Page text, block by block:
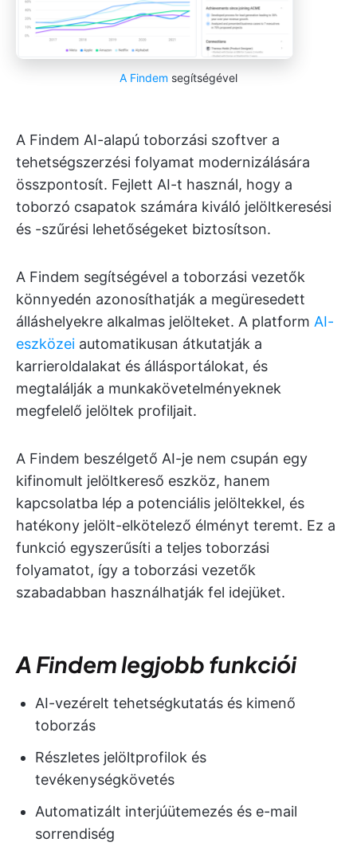
A Findem segítségével
A Findem AI-alapú toborzási szoftver a
tehetségszerzési folyamat modernizálására
összpontosít. Fejlett AI-t használ, hogy a
toborzó csapatok számára kiváló jelöltkeresési
és -szűrési lehetőségeket biztosítson.
A Findem segítségével a toborzási vezetők
könnyedén azonosíthatják a megüresedett
álláshelyekre alkalmas jelölteket. A platform AI-
eszközei automatikusan átkutatják a
karrieroldalakat és állásportálokat, és
megtalálják a munkakövetelményeknek
megfelelő jelöltek profiljait.
A Findem beszélgető AI-je nem csupán egy
kifinomult jelöltkereső eszköz, hanem
kapcsolatba lép a potenciális jelöltekkel, és
hatékony jelölt-elkötelező élményt teremt. Ez a
funkció egyszerűsíti a teljes toborzási
folyamatot, így a toborzási vezetők
szabadabban használhatják fel idejüket.
A Findem legjobb funkciói
AI-vezérelt tehetségkutatás és kimenő
toborzás
Részletes jelöltprofilok és
tevékenységkövetés
Automatizált interjúütemezés és e-mail
sorrendiség